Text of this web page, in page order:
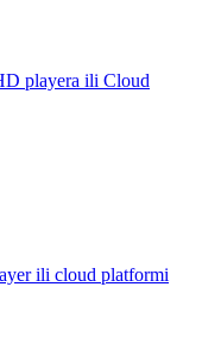
playera ili Cloud
ili cloud platformi